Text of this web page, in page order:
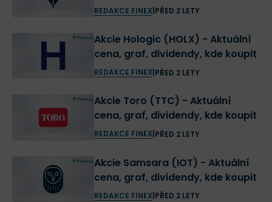
REDAKCE FINEX| PŘED 2 LETY
Akcie Hologic (HOLX) - Aktuální
cena, graf, dividendy, kde koupit
REDAKCE FINEX| PŘED 2 LETY
Akcie Toro (TTC) - Aktuální
cena, graf, dividendy, kde koupit
REDAKCE FINEX| PŘED 2 LETY
Akcie Samsara (IOT) - Aktuální
cena, graf, dividendy, kde koupit
REDAKCE FINEX| PŘED 2 LETY